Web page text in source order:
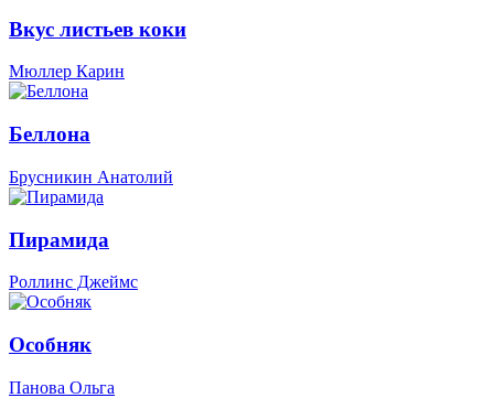
Вкус листьев коки
Мюллер Карин
Беллона
Брусникин Анатолий
Пирамида
Роллинс Джеймс
Особняк
Панова Ольга